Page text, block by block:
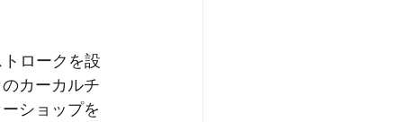
ロークを設
カーカルチ
ショップを